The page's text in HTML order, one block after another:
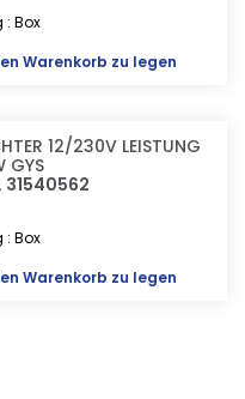
: Box
Warenkorb zu legen
12/230V LEISTUNG
GYS
31540562
: Box
Warenkorb zu legen